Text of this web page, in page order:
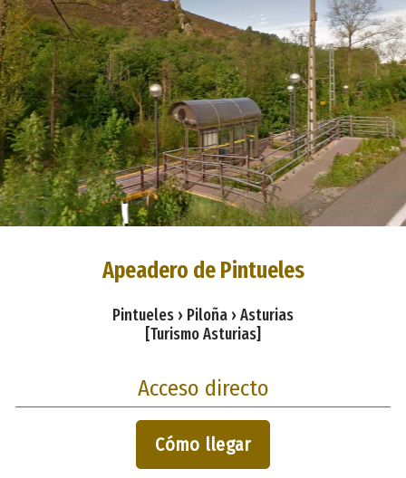
Apeadero de Pintueles
Pintueles › Piloña › Asturias
[Turismo Asturias]
Acceso directo
Cómo llegar